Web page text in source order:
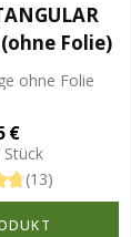
Folie)
ohne Folie
€
Stück
(13)